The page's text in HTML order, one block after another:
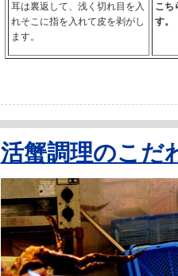
耳は裏返して、浅く切れ目を入
れそこに指を入れて皮を剥がし
ます。
こち
す。
活蟹調理のこだ